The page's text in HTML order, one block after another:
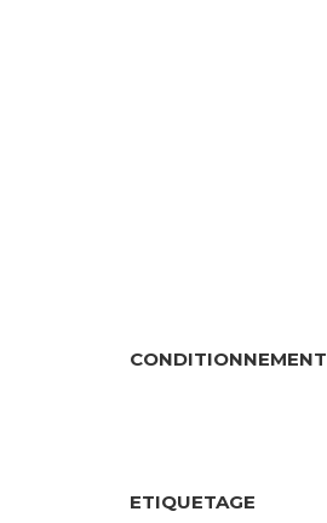
CONDITIONNEMENT
ETIQUETAGE